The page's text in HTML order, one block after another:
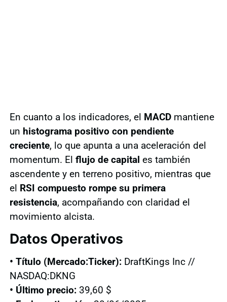
En cuanto a los indicadores, el MACDmantiene
un histograma positivo con pendiente
creciente, lo que apunta a una aceleración del
momentum. El flujo de capital es también
ascendente y en terreno positivo, mientras que
el RSI compuesto rompe su primera
resistencia, acompañando con claridad el
movimiento alcista.
Datos Operativos
• Título (Mercado:Ticker): DraftKings Inc //
NASDAQ:DKNG
• Último precio: 39,60 $